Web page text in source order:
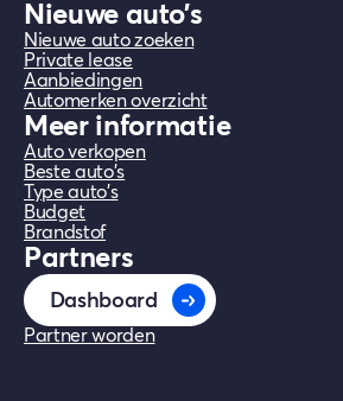
Nieuwe auto's
Nieuwe auto zoeken
Private lease
Aanbiedingen
Automerken overzicht
Meer informatie
Auto verkopen
Beste auto's
Type auto's
Budget
Brandstof
Partners
Dashboard
Partner worden